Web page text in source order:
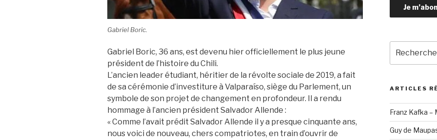
Gabriel Boric.
Gabriel Boric, 36 ans, est devenu hier officiellement le plus jeune
président de l’histoire du Chili.
L’ancien leader étudiant, héritier de la révolte sociale de 2019, a fait
de sa cérémonie d’investiture à Valparaíso, siège du Parlement, un
symbole de son projet de changement en profondeur. Il a rendu
hommage à l’ancien président Salvador Allende :
« Comme l’avait prédit Salvador Allende il y a presque cinquante ans,
nous voici de nouveau, chers compatriotes, en train d’ouvrir de
pour
:
ARTICLES
Franz Kafka –
Guy de